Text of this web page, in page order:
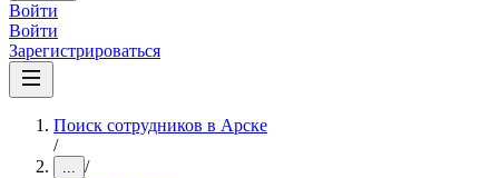
Войти
Войти
Зарегистрироваться
Поиск сотрудников в Арске
/
... /